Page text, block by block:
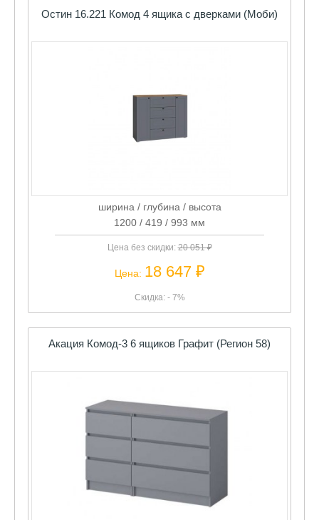
Остин 16.221 Комод 4 ящика с дверками (Моби)
ширина / глубина / высота
1200 / 419 / 993 мм
Цена без скидки:20 051 ₽
Цена: 18 647 ₽
Скидка: - 7%
Акация Комод-3 6 ящиков Графит (Регион 58)